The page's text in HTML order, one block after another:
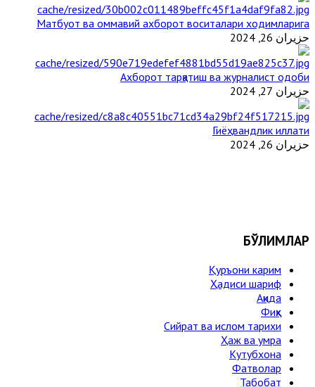
Матбуот ва оммавий ахборот воситалари ходимларига
حزيران 26, 2024
Ахборот тарқатиш ва журналист одоби
حزيران 27, 2024
Гиёҳвандлик иллати
حزيران 26, 2024
БЎЛИМЛАР
Қуръони карим
Ҳадиси шариф
Ақида
Фиқҳ
Сийрат ва ислом тарихи
Ҳаж ва умра
Кутубхона
Фатволар
Табобат